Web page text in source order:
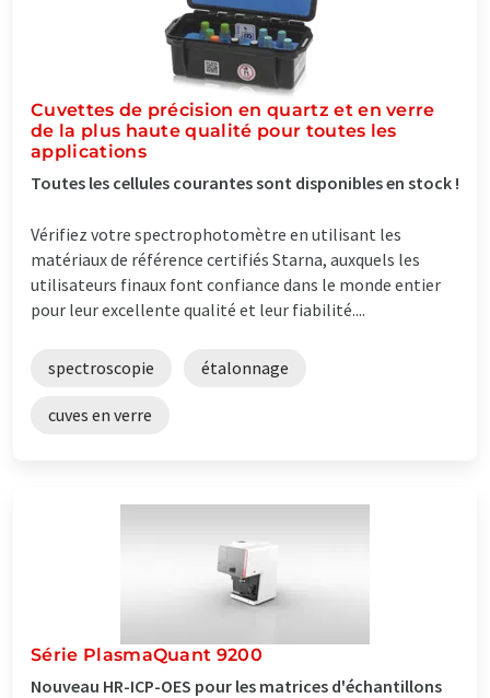
Cuvettes de précision en quartz et en verre
de la plus haute qualité pour toutes les
applications
Toutes les cellules courantes sont disponibles en stock !
Vérifiez votre spectrophotomètre en utilisant les
matériaux de référence certifiés Starna, auxquels les
utilisateurs finaux font confiance dans le monde entier
pour leur excellente qualité et leur fiabilité....
spectroscopie étalonnage
cuves en verre
Série PlasmaQuant 9200
Nouveau HR-ICP-OES pour les matrices d'échantillons